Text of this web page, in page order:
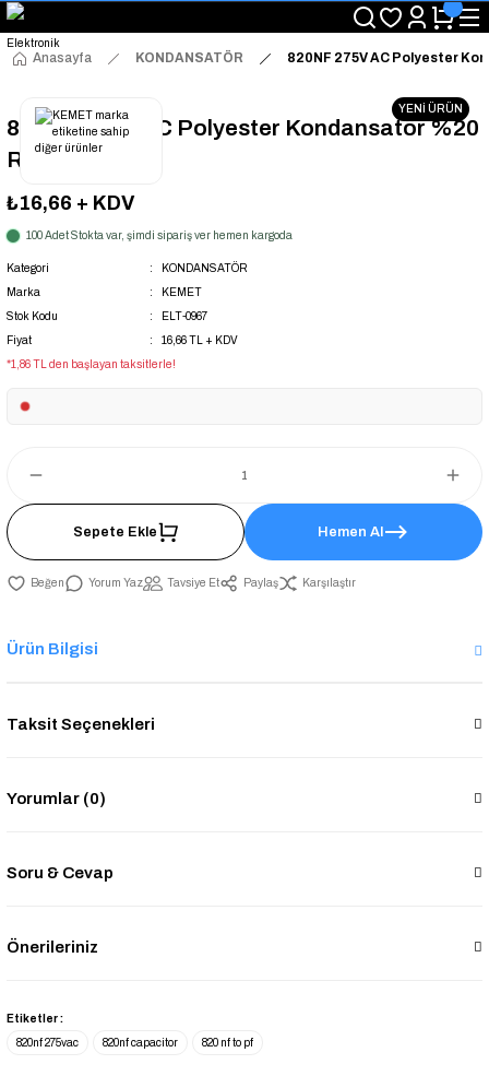
"Saat 14:00'a Kadar Verilen Siparişlerde Aynı Gün Kargo Avantajı!
"Binlerce Ürün Çeşitliliği ile Stoktan Hemen Teslim."
"Toptan Fiyatına Perakende Satış Avantajını Kaçırmayın!"
Anasayfa KONDANSATÖR 820NF 275V AC Polyester
YENİ ÜRÜN
820NF 275V AC Polyester Kondansatör %20
RM:22.5
₺16,66 + KDV
100 Adet Stokta var, şimdi sipariş ver hemen kargoda
Kategori
KONDANSATÖR
Marka
KEMET
Stok Kodu
ELT-0967
Fiyat
16,66 TL + KDV
*1,86 TL den başlayan taksitlerle!
Sepete Ekle Hemen Al
Yorum Yaz Tavsiye Et Paylaş Karşılaştır
Ürün Bilgisi
Taksit Seçenekleri
Yorumlar (0)
Soru & Cevap
Önerileriniz
Etiketler :
820nf 275vac
820nf capacitor 820 nf to pf